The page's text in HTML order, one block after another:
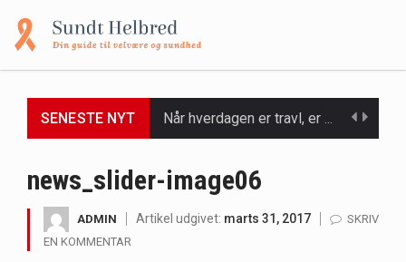
SENESTE NYT
Når hverdagen er travl, er der ikke altid tid eller overskud til at bruge timer…
Et spaophold er ofte synonymt med afslapning, forkælelse og tid til at lade batterierne op,…
Irritabel tyktarm (Irritable Bowel Syndrome, IBS) er en udbredt fordøjelseslidelse, der påvirker millioner af mennesker…
news_slider-image06
ADMIN Artikel udgivet: marts 31, 2017
SKRIV
EN KOMMENTAR